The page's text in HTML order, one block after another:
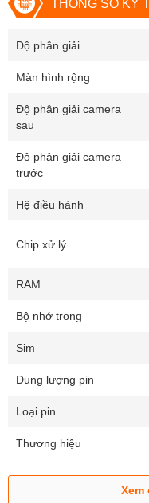
✅ Chuỗi cửa hàng
✅ 21 bước test
Khách hàng mua
Các điểm nổi
S22
1. Thiết kế
hiện đại
toàn bộ thiết kế của
THÔNG SỐ KỸ
Độ phân giải
Màn hình rộng
Độ phân giải camera
sau
Độ phân giải camera
trước
Hệ điều hành
Chip xử lý
RAM
Bộ nhớ trong
Sim
Dung lượng pin
Loại pin
Thương hiệu
Xem